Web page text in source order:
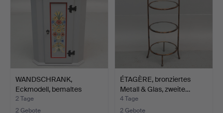
WANDSCHRANK,
Eckmodell, bemaltes
Kiefernho…
2 Tage
2 Gebote
ÉTAGÈRE, bronziertes
Metall & Glas, zweite…
4 Tage
2 Gebote